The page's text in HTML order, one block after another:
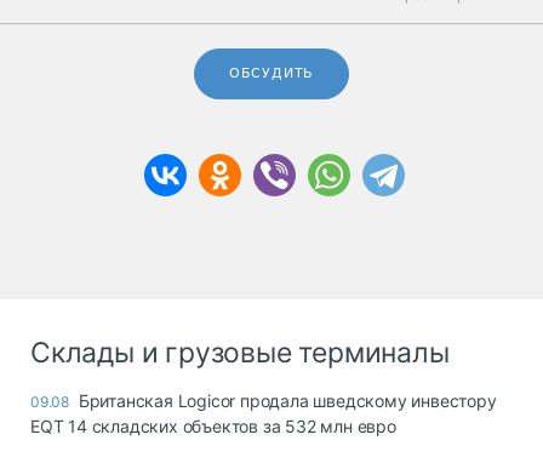
ОБСУДИТЬ
Склады и грузовые терминалы
09.08 Британская Logicor продала шведскому инвестору
EQT 14 складских объектов за 532 млн евро